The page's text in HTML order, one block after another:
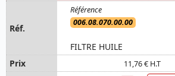
006.08.070.00.00
FILTRE HUILE
11,76 € H.T